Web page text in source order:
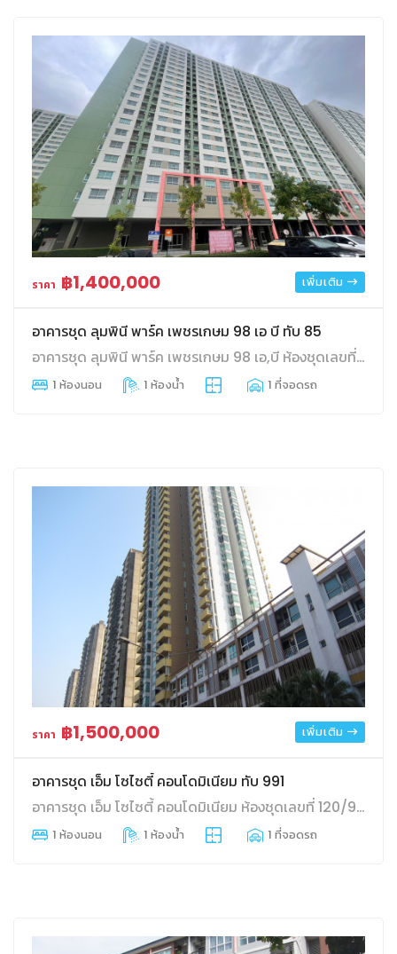
ราคา ฿1,400,000 เพิ่มเติม
อาคารชุด ลุมพินี พาร์ค เพชรเกษม 98 เอ บี ทับ 85
อาคารชุด ลุมพินี พาร์ค เพชรเกษม 98 เอ,บี ห้องชุดเลขที่ 6/85 ชั้นที่ 5(4) อาคาร ทาวเวอร์ บี พื้นที่ใช้สอย 23.58 ตร.ม. บางแคเหนือ บางแค กทม.
1 ห้องนอน 1 ห้องน้ำ 1 ที่จอดรถ
ราคา ฿1,500,000 เพิ่มเติม
อาคารชุด เอ็ม โซไซตี้ คอนโดมิเนียม ทับ 991
อาคารชุด เอ็ม โซไซตี้ คอนโดมิเนียม ห้องชุดเลขที่ 120/991 ชั้นที่ 25 อาคาร ซี พื้นที่ใช้สอย 29.1 บางพูด ปากเกร็ด นนทบุรี
1 ห้องนอน 1 ห้องน้ำ 1 ที่จอดรถ